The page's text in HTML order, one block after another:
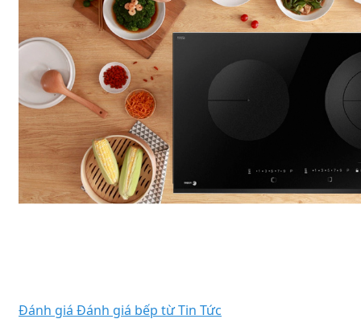
Đánh giá Đánh giá bếp từTin Tức